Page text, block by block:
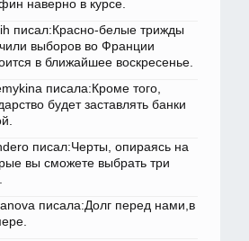
наверно в курсе.
писал:Красно-белые трижды
выборов во Франции
в ближайшее воскресенье.
писала:Кроме того,
будет заставлять банки
писал:Черты, опираясь на
вы сможете выбрать три
писала:Долг перед нами,в